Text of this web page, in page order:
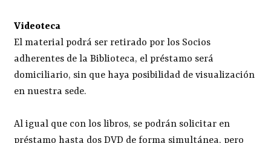
Videoteca
El material podrá ser retirado por los Socios
adherentes de la Biblioteca, el préstamo será
domiciliario, sin que haya posibilidad de visualización
en nuestra sede.
Al igual que con los libros, se podrán solicitar en
préstamo hasta dos DVD de forma simultánea, pero